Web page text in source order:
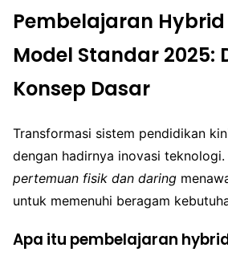
Pembelajaran
Model Standar 2025:
Konsep Dasar
Transformasi sistem pendidikan
dengan hadirnya inovasi teknologi.
pertemuan fisik dan daring
untuk memenuhi beragam
Apa itu pembelajaran